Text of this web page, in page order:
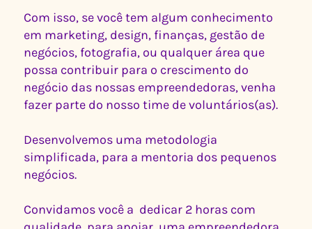
Com isso, se você tem algum conhecimento
em marketing, design, finanças, gestão de
negócios, fotografia, ou qualquer área que
possa contribuir para o crescimento do
negócio das nossas empreendedoras, venha
fazer parte do nosso time de voluntários(as).
Desenvolvemos uma metodologia
simplificada, para a mentoria dos pequenos
negócios.
Convidamos você a dedicar 2 horas com